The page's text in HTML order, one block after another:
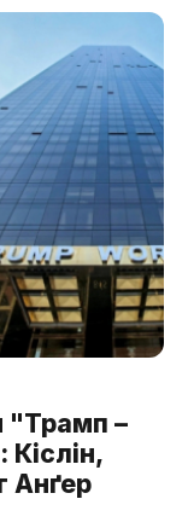
"Трамп –
Анґер